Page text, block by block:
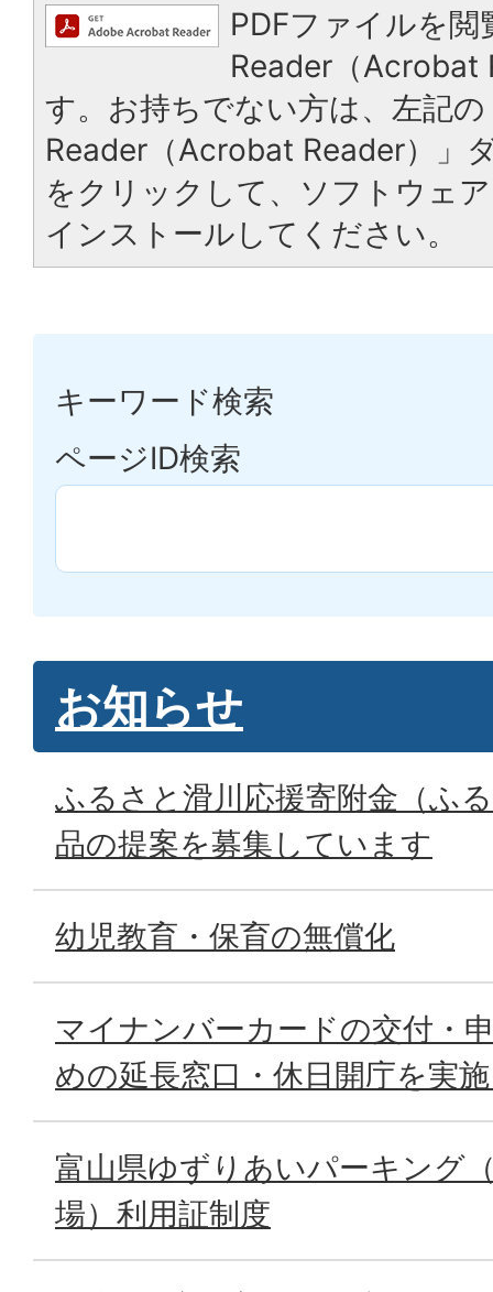
PDFファイルを
Reader（Acrobat
す。お持ちでない方は、左記
Reader（Acrobat Reader）」
をクリックして、ソフトウェ
インストールしてください。
キーワード検索
ページID検索
お知らせ
ふるさと滑川応援寄附金（ふ
品の提案を募集しています
幼児教育・保育の無償化
マイナンバーカードの交付・
めの延長窓口・休日開庁を実
富山県ゆずりあいパーキング
場）利用証制度